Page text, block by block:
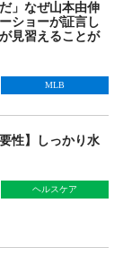
」なぜ山本由伸
ショーが証言し
見習えることが
MLB
性】しっかり水
ヘルスケア